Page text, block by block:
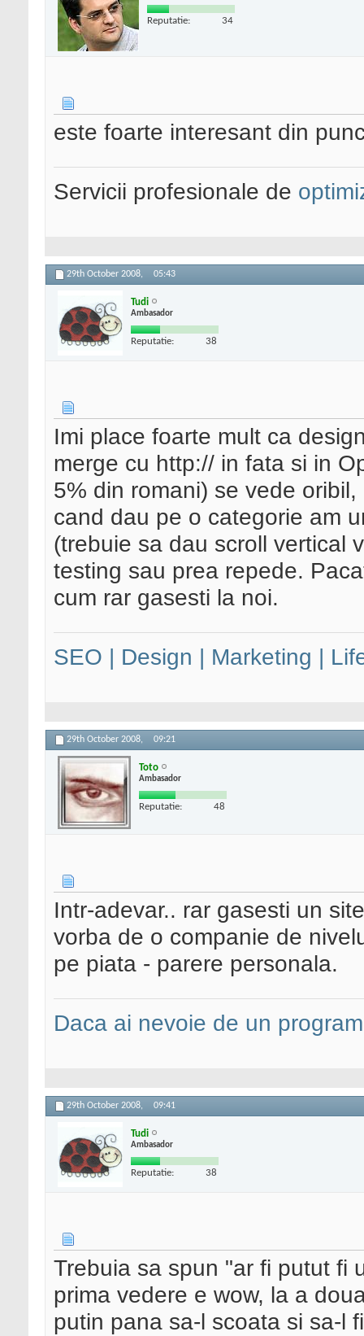
Reputatie: 34
este foarte interesant din
Servicii profesionale de
29th October 2008, 05:43
Tudi
Ambasador
Reputatie: 38
Imi place foarte mult ca
merge cu http:// in fata si in
5% din romani) se vede
cand dau pe o categorie am
(trebuie sa dau scroll vertical
testing sau prea repede.
cum rar gasesti la noi.
SEO | Design | Marketing |
29th October 2008, 09:21
Toto
Ambasador
Reputatie: 48
Intr-adevar.. rar gasesti un
vorba de o companie de
pe piata - parere personala.
Daca ai nevoie de un
29th October 2008, 09:41
Tudi
Ambasador
Reputatie: 38
Trebuia sa spun "ar fi putut fi
prima vedere e wow, la a
putin pana sa-l scoata si sa-l